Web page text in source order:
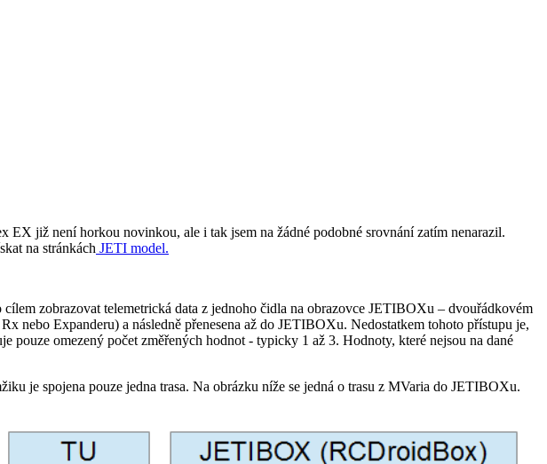
již není horkou novinkou, ale i tak jsem na žádné podobné srovnání zatím nenarazil.
na stránkách JETI model.
zobrazovat telemetrická data z jednoho čidla na obrazovce JETIBOXu – dvouřádkovém
nebo Expanderu) a následně přenesena až do JETIBOXu. Nedostatkem tohoto přístupu je,
pouze omezený počet změřených hodnot - typicky 1 až 3. Hodnoty, které nejsou na dané
je spojena pouze jedna trasa. Na obrázku níže se jedná o trasu z MVaria do JETIBOXu.